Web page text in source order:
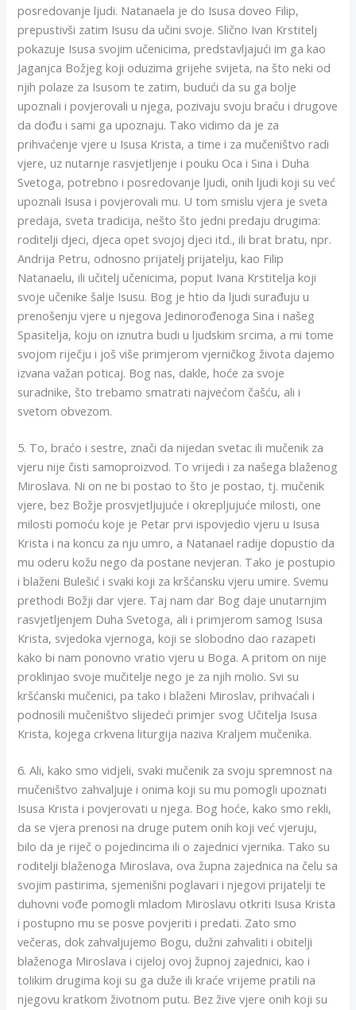
posredovanje ljudi. Natanaela je do Isusa doveo Filip,
prepustivši zatim Isusu da učini svoje. Slično Ivan Krstitelj
pokazuje Isusa svojim učenicima, predstavljajući im ga kao
Jaganjca Božjeg koji oduzima grijehe svijeta, na što neki od
njih polaze za Isusom te zatim, budući da su ga bolje
upoznali i povjerovali u njega, pozivaju svoju braću i drugove
da dođu i sami ga upoznaju. Tako vidimo da je za
prihvaćenje vjere u Isusa Krista, a time i za mučeništvo radi
vjere, uz nutarnje rasvjetljenje i pouku Oca i Sina i Duha
Svetoga, potrebno i posredovanje ljudi, onih ljudi koji su već
upoznali Isusa i povjerovali mu. U tom smislu vjera je sveta
predaja, sveta tradicija, nešto što jedni predaju drugima:
roditelji djeci, djeca opet svojoj djeci itd., ili brat bratu, npr.
Andrija Petru, odnosno prijatelj prijatelju, kao Filip
Natanaelu, ili učitelj učenicima, poput Ivana Krstitelja koji
svoje učenike šalje Isusu. Bog je htio da ljudi surađuju u
prenošenju vjere u njegova Jedinorođenoga Sina i našeg
Spasitelja, koju on iznutra budi u ljudskim srcima, a mi tome
svojom riječju i još više primjerom vjerničkog života dajemo
izvana važan poticaj. Bog nas, dakle, hoće za svoje
suradnike, što trebamo smatrati najvećom čašću, ali i
svetom obvezom.
5. To, braćo i sestre, znači da nijedan svetac ili mučenik za
vjeru nije čisti samoproizvod. To vrijedi i za našega blaženog
Miroslava. Ni on ne bi postao to što je postao, tj. mučenik
vjere, bez Božje prosvjetljujuće i okrepljujuće milosti, one
milosti pomoću koje je Petar prvi ispovjedio vjeru u Isusa
Krista i na koncu za nju umro, a Natanael radije dopustio da
mu oderu kožu nego da postane nevjeran. Tako je postupio
i blaženi Bulešić i svaki koji za kršćansku vjeru umire. Svemu
prethodi Božji dar vjere. Taj nam dar Bog daje unutarnjim
rasvjetljenjem Duha Svetoga, ali i primjerom samog Isusa
Krista, svjedoka vjernoga, koji se slobodno dao razapeti
kako bi nam ponovno vratio vjeru u Boga. A pritom on nije
proklinjao svoje mučitelje nego je za njih molio. Svi su
kršćanski mučenici, pa tako i blaženi Miroslav, prihvaćali i
podnosili mučeništvo slijedeći primjer svog Učitelja Isusa
Krista, kojega crkvena liturgija naziva Kraljem mučenika.
6. Ali, kako smo vidjeli, svaki mučenik za svoju spremnost na
mučeništvo zahvaljuje i onima koji su mu pomogli upoznati
Isusa Krista i povjerovati u njega. Bog hoće, kako smo rekli,
da se vjera prenosi na druge putem onih koji već vjeruju,
bilo da je riječ o pojedincima ili o zajednici vjernika. Tako su
roditelji blaženoga Miroslava, ova župna zajednica na čelu sa
svojim pastirima, sjemenišni poglavari i njegovi prijatelji te
duhovni vođe pomogli mladom Miroslavu otkriti Isusa Krista
i postupno mu se posve povjeriti i predati. Zato smo
večeras, dok zahvaljujemo Bogu, dužni zahvaliti i obitelji
blaženoga Miroslava i cijeloj ovoj župnoj zajednici, kao i
tolikim drugima koji su ga duže ili kraće vrijeme pratili na
njegovu kratkom životnom putu. Bez žive vjere onih koji su